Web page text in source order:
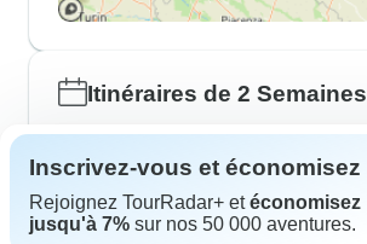
Itinéraires de 2 Semaines
Inscrivez-vous et économisez
Rejoignez TourRadar+ etéconomisez
jusqu'à 7% sur nos 50 000 aventures.